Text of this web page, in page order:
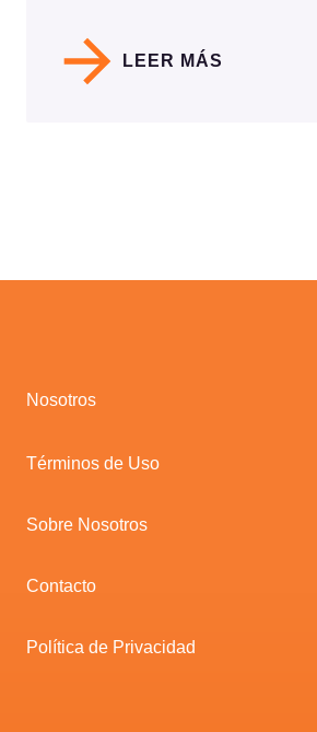
LEER MÁS
Nosotros
Términos de Uso
Sobre Nosotros
Contacto
Política de Privacidad